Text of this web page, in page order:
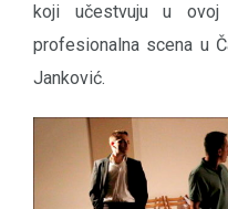
koji učestvuju u
profesionalna scena u
Janković.